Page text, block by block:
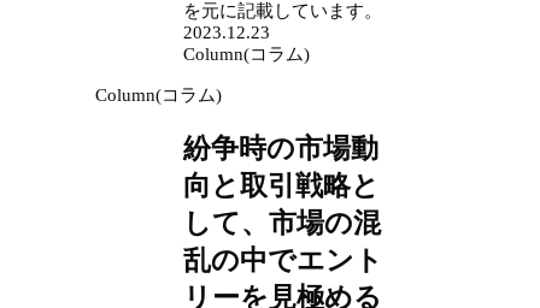
を元に記載しています。
2023.12.23
Column(コラム)
Column(コラム)
紛争時の市場動
向と取引戦略と
して、市場の混
乱の中でエント
リーを見極める